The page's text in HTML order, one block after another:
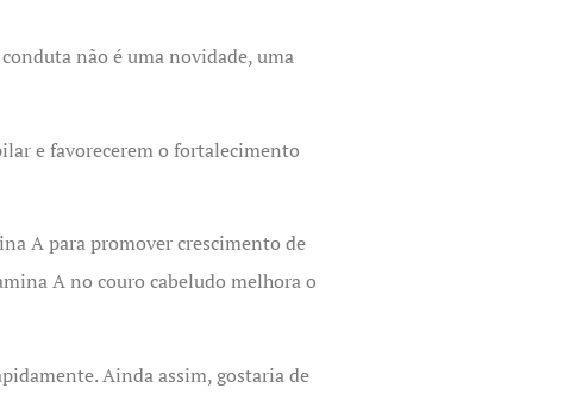
não é uma novidade, uma
e favorecerem o fortalecimento
A para promover crescimento de
A no couro cabeludo melhora o
Ainda assim, gostaria de